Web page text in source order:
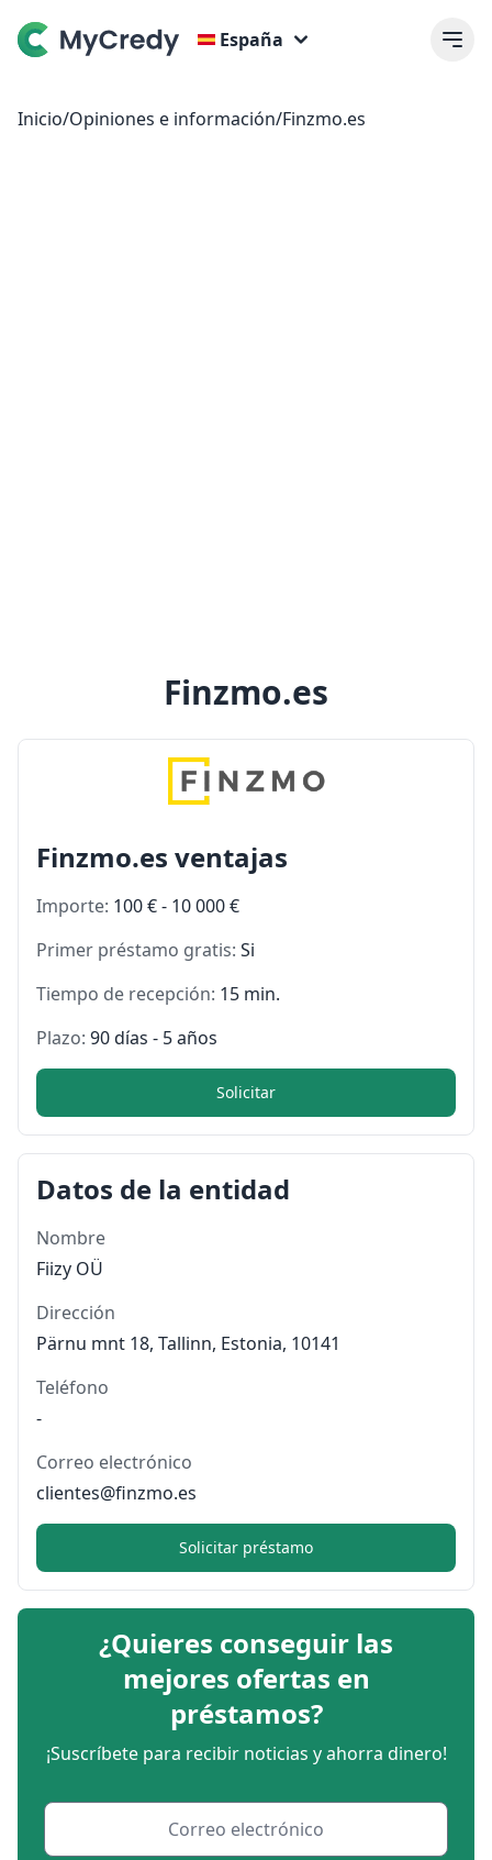
España
Inicio/Opiniones e información/Finzmo.es
Finzmo.es
Finzmo.es ventajas
Importe: 100 € - 10 000 €
Primer préstamo gratis: Si
Tiempo de recepción: 15 min.
Plazo: 90 días - 5 años
Solicitar
Datos de la entidad
Nombre
Fiizy OÜ
Dirección
Pärnu mnt 18, Tallinn, Estonia, 10141
Teléfono
-
Correo electrónico
clientes@finzmo.es
Solicitar préstamo
¿Quieres conseguir las
mejores ofertas en
préstamos?
¡Suscríbete para recibir noticias y ahorra dinero!